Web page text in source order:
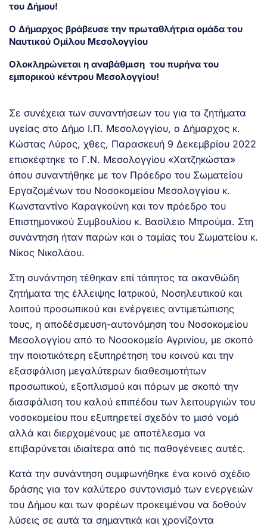
του Δήμου!
Ο Δήμαρχος βράβευσε την πρωταθλήτρια ομάδα του
Ναυτικού Ομίλου Μεσολογγίου
Ολοκληρώνεται η αναβάθμιση του πυρήνα του
εμπορικού κέντρου Μεσολογγίου!
Σε συνέχεια των συναντήσεων του για τα ζητήματα
υγείας στο Δήμο Ι.Π. Μεσολογγίου, ο Δήμαρχος κ.
Κώστας Λύρος, χθες, Παρασκευή 9 Δεκεμβρίου 2022
επισκέφτηκε το Γ.Ν. Μεσολογγίου «Χατζηκώστα»
όπου συναντήθηκε με τον Πρόεδρο του Σωματείου
Εργαζομένων του Νοσοκομείου Μεσολογγίου κ.
Κωνσταντίνο Καραγκούνη και τον πρόεδρο του
Επιστημονικού Συμβουλίου κ. Βασίλειο Μπρούμα. Στη
συνάντηση ήταν παρών και ο ταμίας του Σωματείου κ.
Νίκος Νικολάου.
Στη συνάντηση τέθηκαν επί τάπητος τα ακανθώδη
ζητήματα της έλλειψης Ιατρικού, Νοσηλευτικού και
λοιπού προσωπικού και ενέργειες αντιμετώπισης
τους, η αποδέσμευση-αυτονόμηση του Νοσοκομείου
Μεσολογγίου από το Νοσοκομείο Αγρινίου, με σκοπό
την ποιοτικότερη εξυπηρέτηση του κοινού και την
εξασφάλιση μεγαλύτερων διαθεσιμοτήτων
προσωπικού, εξοπλισμού και πόρων με σκοπό την
διασφάλιση του καλού επιπέδου των λειτουργιών του
νοσοκομείου που εξυπηρετεί σχεδόν το μισό νομό
αλλά και διερχομένους με αποτέλεσμα να
επιβαρύνεται ιδιαίτερα από τις παθογένειες αυτές.
Κατά την συνάντηση συμφωνήθηκε ένα κοινό σχέδιο
δράσης για τον καλύτερο συντονισμό των ενεργειών
του Δήμου και των φορέων προκειμένου να δοθούν
λύσεις σε αυτά τα σημαντικά και χρονίζοντα